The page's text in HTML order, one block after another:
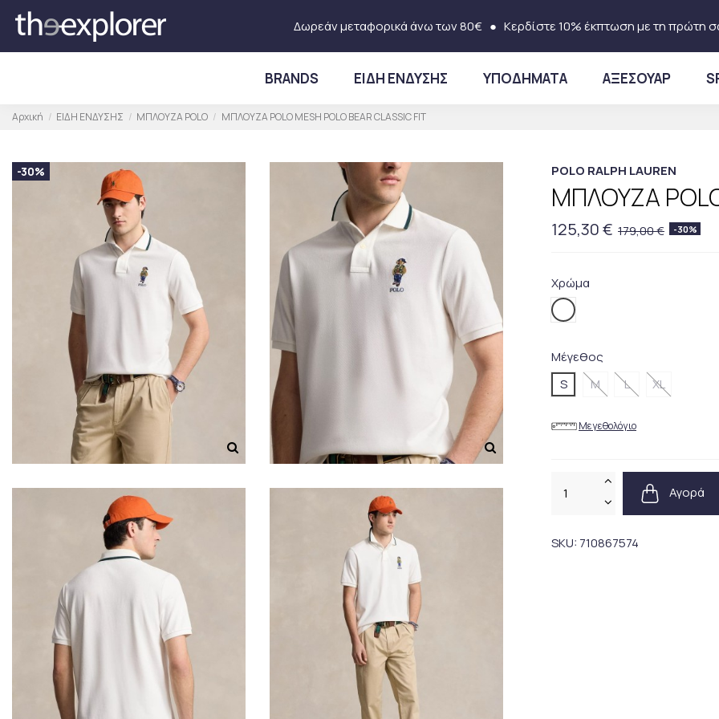
Δωρεάν μεταφορικά άνω των 80€ ● Κερδίστε 10% έκπτωση με τη πρώτη
BRANDS ΕΙΔΗ ΕΝΔΥΣΗΣ ΥΠΟΔΗΜΑΤΑ ΑΞΕΣΟΥΑΡ
Αρχική ΕΙΔΗ ΕΝΔΥΣΗΣ ΜΠΛΟΥΖΑ POLO ΜΠΛΟΥΖΑ POLO MESH POLO BEAR CLASSIC FIT
-30% POLO RALPH LAUREN
ΜΠΛΟΥΖΑ POLO
125,30 € 179,00 € -30%
Χρώμα
004.White
Μέγεθος
S
M L XL
Μεγεθολόγιο
Αγορά
SKU: 710867574